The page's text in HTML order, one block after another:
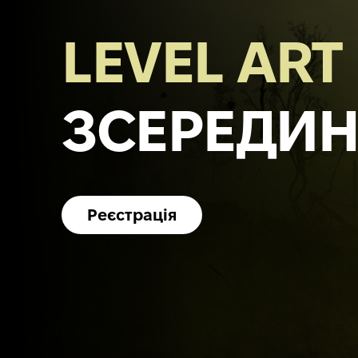
LEVEL ART
Реєстрація